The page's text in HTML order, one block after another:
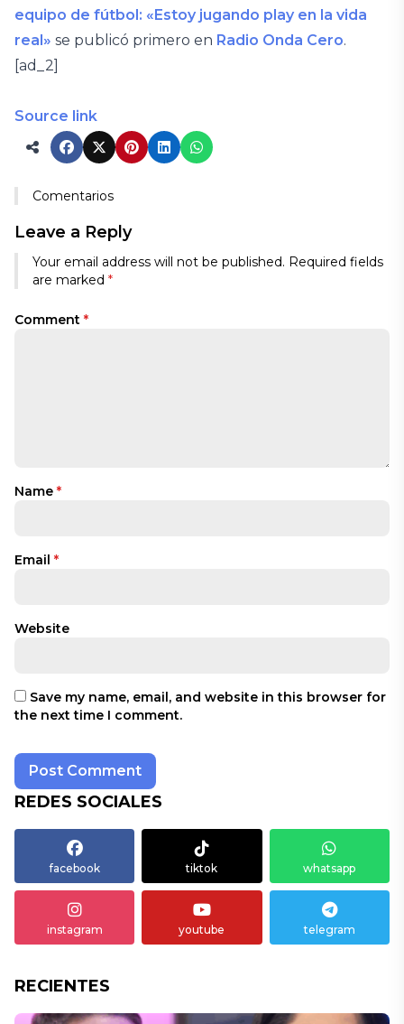
equipo de fútbol: «Estoy jugando play en la vida
real» se publicó primero en Radio Onda Cero.
[ad_2]
Source link
Comentarios
Leave a Reply
Your email address will not be published. Required fields
are marked *
Comment *
Name *
Email *
Website
Save my name, email, and website in this browser for
the next time I comment.
REDES SOCIALES
facebook tiktok whatsapp
instagram youtube telegram
RECIENTES